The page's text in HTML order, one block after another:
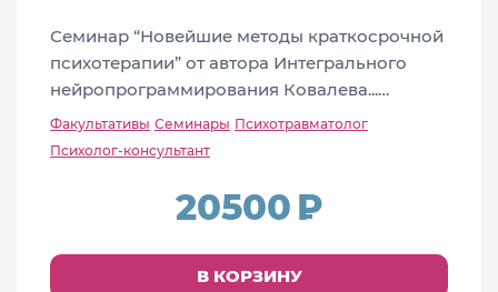
Семинар “Новейшие методы краткосрочной
психотерапии” от автора Интегрального
нейропрограммирования Ковалева...…
Факультативы Семинары Психотравматолог
Психолог-консультант
20500
В КОРЗИНУ